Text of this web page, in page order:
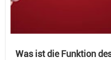
Was ist die Funktion